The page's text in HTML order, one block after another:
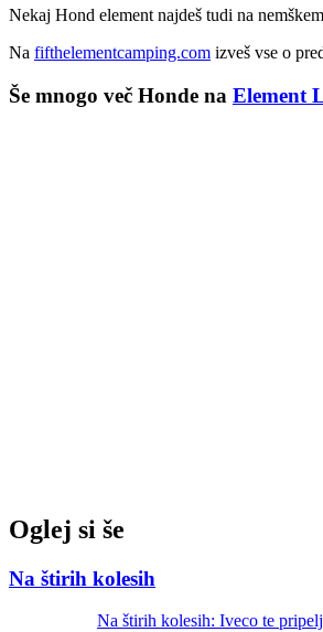
Nekaj Hond element najdeš tudi na
Na fifthelementcamping.com izveš vse o
Še mnogo več Honde na Element
Oglej si še
Na štirih kolesih
Na štirih kolesih: Iveco te